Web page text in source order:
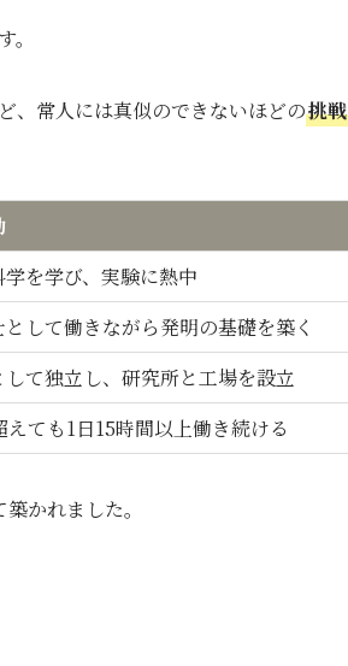
、常人には真似のできないほどの挑戦
を学び、実験に熱中
して働きながら発明の基礎を築く
して独立し、研究所と工場を設立
えても1日15時間以上働き続ける
かれました。